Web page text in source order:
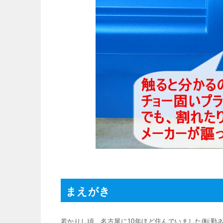
まえがき
若かりし頃、名古屋に10年ほど住んでいました(転勤